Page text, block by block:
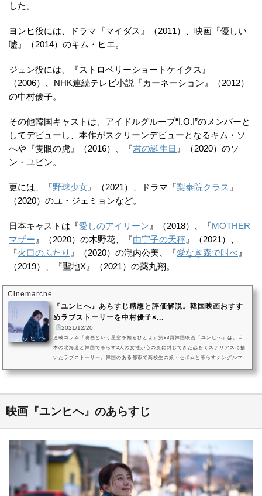
した。
ヨンヒ役には、ドラマ『マイダス』（2011）、映画『優しい
嘘』（2014）のキム・ヒエ。
ジュン役には、『ストロベリーショートケイクス』
（2006）、NHK連続テレビ小説『カーネーション』（2012）
の中村優子。
その他韓国キャストは、アイドルグループ“I.O.I”のメンバーと
してデビューし、本作がスクリーンデビューとなるキム・ソ
へや『隻眼の虎』（2016）、『君の誕生日 』（2020）のソ
ン・ユビン。
更には、『野球少女 』（2021）、ドラマ『梨泰院クラス 』
（2020）のユ・ジェミョンなど。
日本キャストは『愛しのアイリーン 』（2018）、『MOTHER
マザー 』（2020）の木野花、『由宇子の天秤 』（2021）、
『火口のふたり 』（2020）の瀧内公美、『愛なき森で叫べ 』
（2019）、『聖地X』（2021）の薬丸翔。
Cinemarche
『ユンヒへ』あらすじ感想と評価解説。韓国映画おすす
めラブストーリーを中村優子×...
2021/12/20
連載コラム『映画という星空を知るひとよ』第83回韓国映画『ユンヒへ』は、日
本の北海道と韓国で暮らす2人の女性が心の奥に封じてきた恋をミステリアスに描
いたラブストーリー。韓国のある都市で高校生の娘・セボムと暮らすシングルマ
映画『ユンヒへ』のあらすじ